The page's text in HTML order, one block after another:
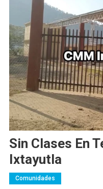
Sin Clases En
Ixtayutla
Comunidades